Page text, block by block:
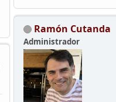
Ramón Cutanda
Administrador